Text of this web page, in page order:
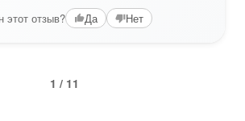
этот отзыв? Да Нет
1 / 11